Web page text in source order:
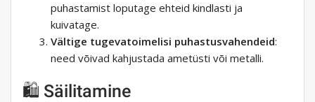
puhastamist loputage ehteid kindlasti ja
kuivatage.
Vältige tugevatoimelisi puhastusvahendeid:
need võivad kahjustada ametüsti või metalli.
🛍 Säilitamine